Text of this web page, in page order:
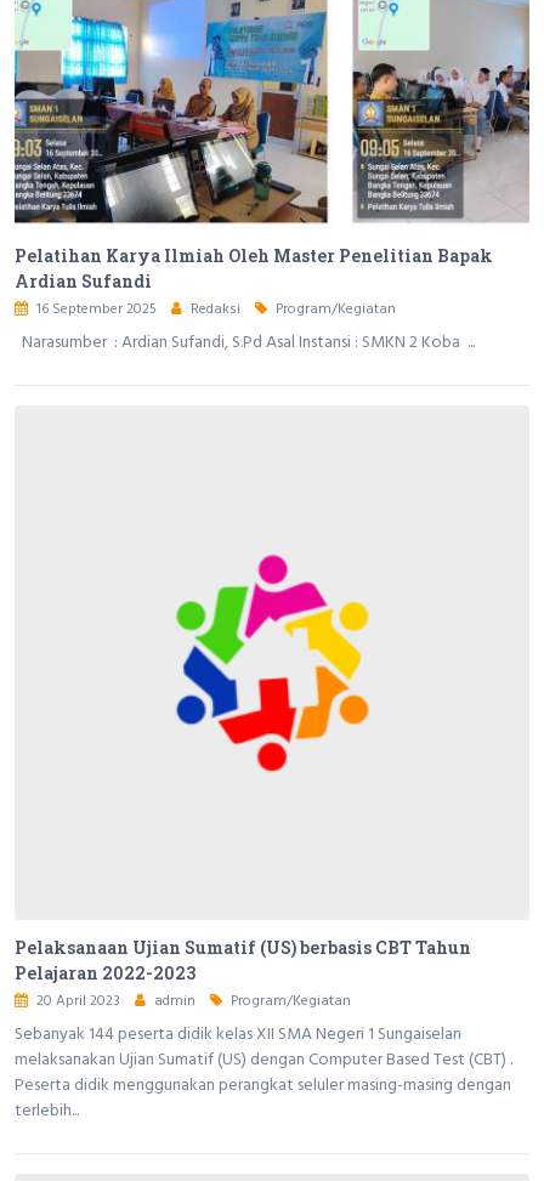
Pelatihan Karya Ilmiah Oleh Master Penelitian Bapak
Ardian Sufandi
16 September 2025 Redaksi Program/Kegiatan
Narasumber : Ardian Sufandi, S.Pd Asal Instansi : SMKN 2 Koba ...
Pelaksanaan Ujian Sumatif (US) berbasis CBT Tahun
Pelajaran 2022-2023
20 April 2023 admin Program/Kegiatan
Sebanyak 144 peserta didik kelas XII SMA Negeri 1 Sungaiselan
melaksanakan Ujian Sumatif (US) dengan Computer Based Test (CBT) .
Peserta didik menggunakan perangkat seluler masing-masing dengan
terlebih...